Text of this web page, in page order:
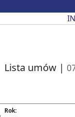
Przejdź do strony głównej
Lista umów |
Rok: